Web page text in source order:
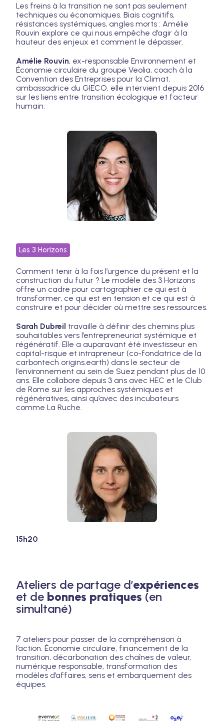
Les freins à la transition ne sont pas seulement
techniques ou économiques. Biais cognitifs,
résistances systémiques, angles morts : Amélie
Rouvin explore ce qui nous empêche d’agir à la
hauteur des enjeux et comment le dépasser.
Amélie Rouvin, ex-responsable Environnement et
Économie circulaire du groupe Veolia, coach à la
Convention des Entreprises pour la Climat,
ambassadrice du GIECO, elle intervient depuis 2016
sur les liens entre transition écologique et facteur
humain.
Les 3 Horizons
Comment tenir à la fois l’urgence du présent et la
construction du futur ? Le modèle des 3 Horizons
offre un cadre pour cartographier ce qui est à
transformer, ce qui est en tension et ce qui est à
construire et pour décider où mettre ses ressources.
Sarah Dubreil travaille à définir des chemins plus
souhaitables vers l’entrepreneuriat systémique et
régénératif. Elle a auparavant été investisseur en
capital-risque et intrapreneur (co-fondatrice de la
carbontech origins.earth) dans le secteur de
l’environnement au sein de Suez pendant plus de 10
ans. Elle collabore depuis 3 ans avec HEC et le Club
de Rome sur les approches systémiques et
régénératives, ainsi qu’avec des incubateurs
comme La Ruche.
15h20
Ateliers de partage d’expériences
et de bonnes pratiques (en
simultané)
7 ateliers pour passer de la compréhension à
l’action. Économie circulaire, financement de la
transition, décarbonation des chaînes de valeur,
numérique responsable, transformation des
modèles d’affaires, sens et embarquement des
équipes.